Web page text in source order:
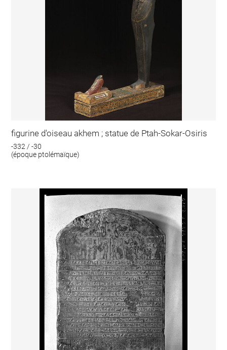
figurine d'oiseau akhem ; statue de Ptah-Sokar-Osiris
-332 / -30
(époque ptolémaïque)